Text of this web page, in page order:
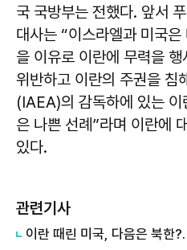
국 국방부는 전했다. 앞서
대사는 “이스라엘과 미국
을 이유로 이란에 무력을 행
위반하고 이란의 주권을 침
(IAEA)의 감독하에 있는 이
은 나쁜 선례”라며 이란에
있다.
관련기사
이란 때린 미국, 다음은 북한